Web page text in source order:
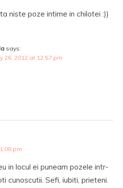
niste poze intime in chilotei :))
says:
26, 2012 at 12:57 pm
pm
in locul ei puneam pozele intr-
cunoscutii. Sefi, iubiti, prieteni.